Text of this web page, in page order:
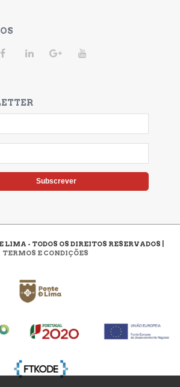
Subscrever
LIMA - TODOS OS DIREITOS RESERVADOS |
TERMOS E CONDIÇÕES